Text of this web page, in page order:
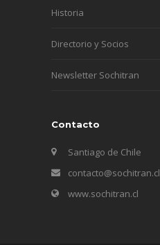
Historia
Directorio y Socios
Newsletter Sochitran
Contacto
Santiago de Chile
contacto@sochitran.cl
www.sochitran.cl